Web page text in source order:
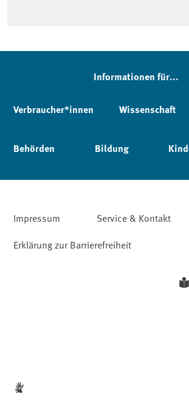
Informationen für...
Verbraucher*innen Wissenschaft
Behörden Bildung
Impressum Service & Kontakt
Erklärung zur Barrierefreiheit